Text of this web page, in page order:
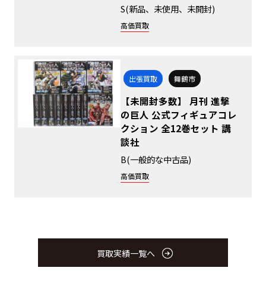
S(新品、未使用、未開封)
高価買取
出張買取 舞鶴市
【未開封多数】 月刊 進撃
の巨人 公式フィギュアコレ
クション 全12巻セット 講
談社
B(一般的な中古品)
高価買取
買取実績一覧へ